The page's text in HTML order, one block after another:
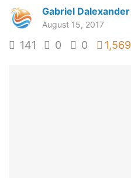
Gabriel Dalexander
August 15, 2017
141 0 0 1,569